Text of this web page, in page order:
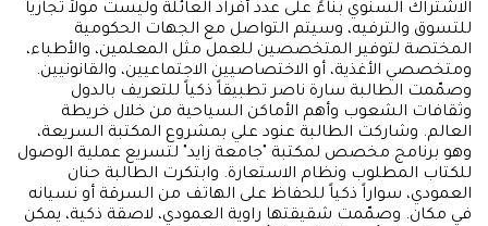
الاشتراك السنوي بناءً على عدد أفراد العائلة وليست مولاً تجارياً
للتسوق والترفيه، وسيتم التواصل مع الجهات الحكومية
المختصة لتوفير المتخصصين للعمل مثل المعلمين، والأطباء،
ومتخصصي الأغذية، أو الاختصاصيين الاجتماعيين، والقانونيين.
وصمّمت الطالبة سارة ناصر تطبيقاً ذكياً للتعريف بالدول
وثقافات الشعوب وأهم الأماكن السياحية من خلال خريطة
العالم. وشاركت الطالبة عنود علي بمشروع المكتبة السريعة،
وهو برنامج مخصص لمكتبة "جامعة زايد" لتسريع عملية الوصول
للكتاب المطلوب ونظام الاستعارة. وابتكرت الطالبة حنان
العمودي، سواراً ذكياً للحفاظ على الهاتف من السرقة أو نسيانه
في مكان. وصمّمت شقيقتها راوية العمودي، لاصقة ذكية، يمكن